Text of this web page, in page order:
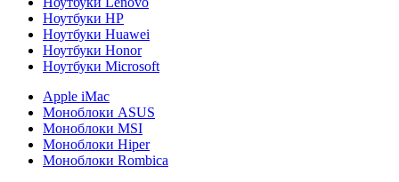
Ноутбуки HP
Ноутбуки Huawei
Ноутбуки Honor
Ноутбуки Microsoft
Apple iMac
Моноблоки ASUS
Моноблоки MSI
Моноблоки Hiper
Моноблоки Rombica